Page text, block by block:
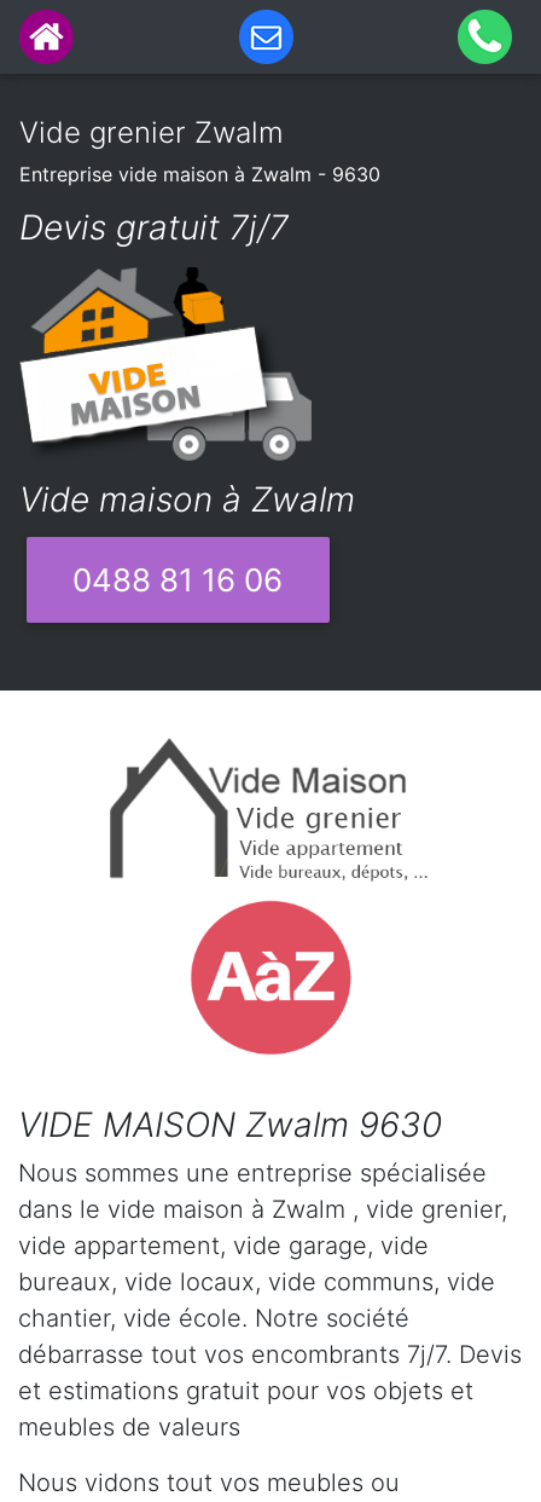
Vide grenier Zwalm
Entreprise vide maison à Zwalm - 9630
Devis gratuit 7j/7
Vide maison à Zwalm
0488 81 16 06
VIDE MAISON Zwalm 9630
Nous sommes une entreprise spécialisée
dans le vide maison à Zwalm , vide grenier,
vide appartement, vide garage, vide
bureaux, vide locaux, vide communs, vide
chantier, vide école. Notre société
débarrasse tout vos encombrants 7j/7. Devis
et estimations gratuit pour vos objets et
meubles de valeurs
Nous vidons tout vos meubles ou